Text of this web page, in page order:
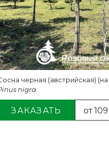
черная (австрийская)
nigra
ЗАКАЗАТЬ от